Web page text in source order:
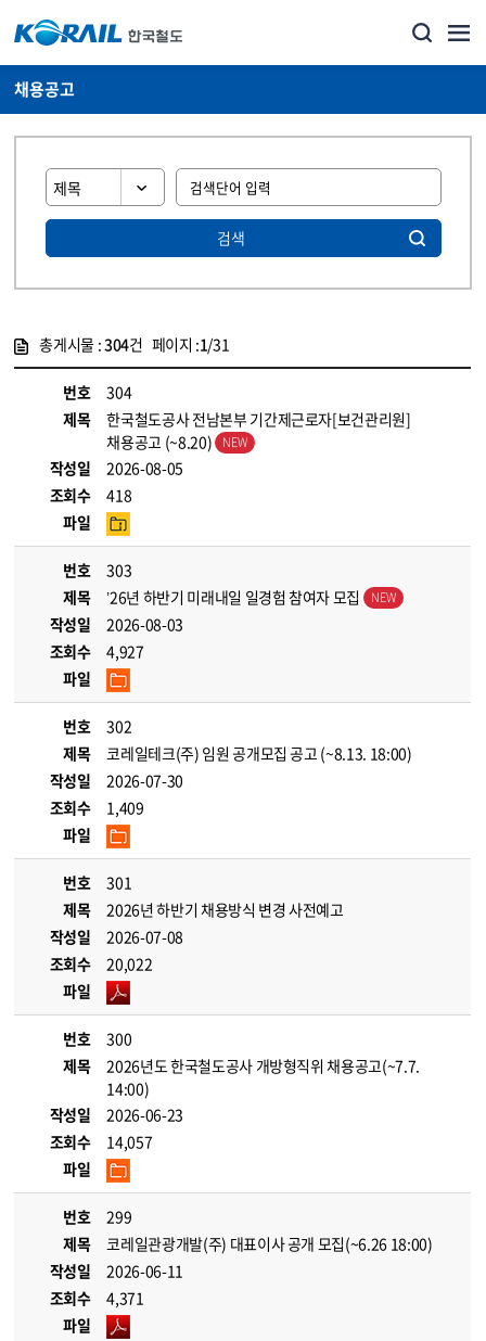
채용공고
검색
총게시물 :304건 페이지 :1/31
번호
304
제목
한국철도공사 전남본부 기간제근로자[보건관리원]
채용공고 (~8.20)
작성일
2026-08-05
조회수
418
파일
번호
303
제목
’26년 하반기 미래내일 일경험 참여자 모집
작성일
2026-08-03
조회수
4,927
파일
번호
302
제목
코레일테크(주) 임원 공개모집 공고 (~8.13. 18:00)
작성일
2026-07-30
조회수
1,409
파일
번호
301
제목
2026년 하반기 채용방식 변경 사전예고
작성일
2026-07-08
조회수
20,022
파일
번호
300
제목
2026년도 한국철도공사 개방형직위 채용공고(~7.7.
14:00)
작성일
2026-06-23
조회수
14,057
파일
번호
299
제목
코레일관광개발(주) 대표이사 공개 모집(~6.26 18:00)
작성일
2026-06-11
조회수
4,371
파일